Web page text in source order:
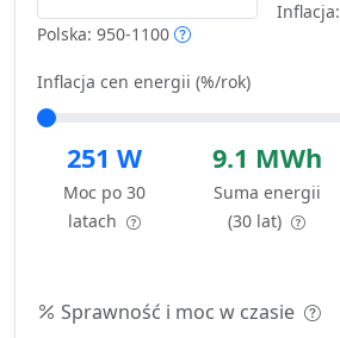
Polska: 950-1100
Inflacja:
Inflacja cen energii (%/rok)
251 W
Moc po 30
latach
9.1 MWh
Suma energii
(30 lat)
Sprawność i moc w czasie